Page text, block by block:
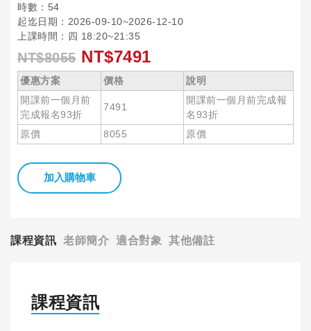
時數：54
起迄日期：2026-09-10~2026-12-10
上課時間：四 18:20~21:35
NT$8055 NT$7491
優惠方案 價格
說明
開課前一個月前
完成報名93折
7491
開課前一個月前完成報
名93折
原價
8055 原價
加入購物車
課程資訊 老師簡介 適合對象 其他備註
課程資訊